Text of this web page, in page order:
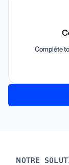
Complète
NOTRE